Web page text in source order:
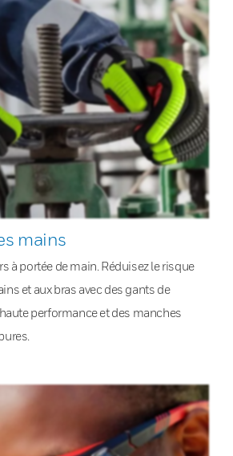
mains
à portée de main. Réduisez le risque
et aux bras avec des gants de
performance et des manches